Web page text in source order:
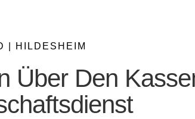
| HILDESHEIM
Über Den